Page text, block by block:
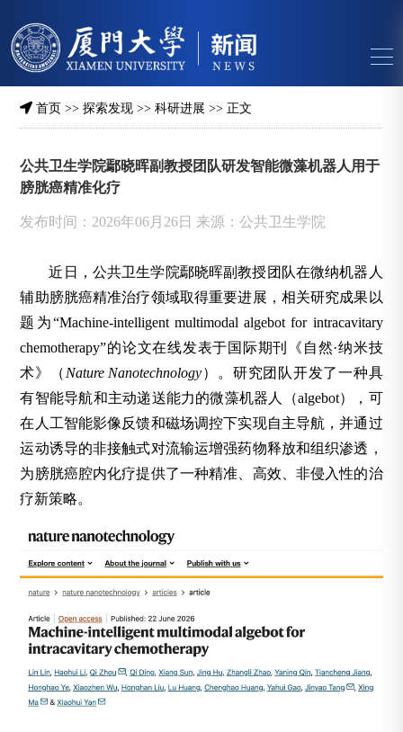
首页 >>探索发现 >>科研进展 >> 正文
公共卫生学院鄢晓晖副教授团队研发智能微藻机器人用于
膀胱癌精准化疗
发布时间：2026年06月26日 来源：公共卫生学院
近日，公共卫生学院鄢晓晖副教授团队在微纳机器人
辅助膀胱癌精准治疗领域取得重要进展，相关研究成果以
题为“Machine-intelligent multimodal algebot for intracavitary
chemotherapy”的论文在线发表于国际期刊《自然·纳米技
术》（ Nature Nanotechnology）。研究团队开发了一种具
有智能导航和主动递送能力的微藻机器人（algebot），可
在人工智能影像反馈和磁场调控下实现自主导航，并通过
运动诱导的非接触式对流输运增强药物释放和组织渗透，
为膀胱癌腔内化疗提供了一种精准、高效、非侵入性的治
疗新策略。